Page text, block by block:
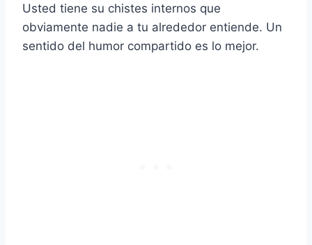
Usted tiene su chistes internos que
obviamente nadie a tu alrededor entiende. Un
sentido del humor compartido es lo mejor.